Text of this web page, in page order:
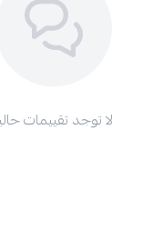
لا توجد تقييمات